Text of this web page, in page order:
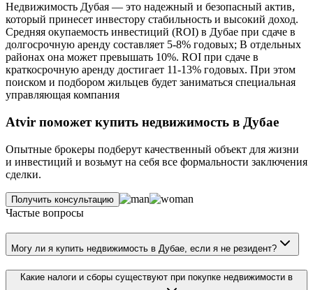
Недвижимость Дубая — это надежный и безопасный актив,
который принесет инвестору стабильность и высокий доход.
Средняя окупаемость инвестиций (ROI) в Дубае при сдаче в
долгосрочную аренду составляет 5-8% годовых; В отдельных
районах она может превышать 10%. ROI при сдаче в
краткосрочную аренду достигает 11-13% годовых. При этом
поиском и подбором жильцев будет заниматься специальная
управляющая компания
Atvir поможет купить недвижимость в Дубае
Опытные брокеры подберут качественный объект для жизни
и инвестиций и возьмут на себя все формальности заключения
сделки.
Получить консультацию
Частые вопросы
Могу ли я купить недвижимость в Дубае, если я не резидент?
Какие налоги и сборы существуют при покупке недвижимости в